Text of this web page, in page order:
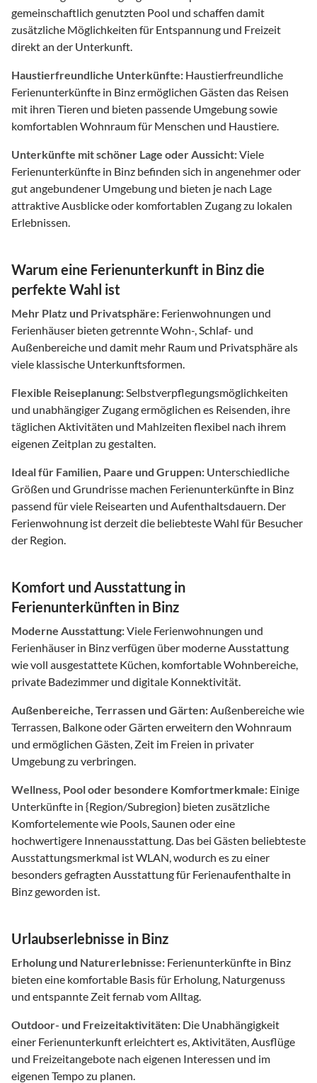
gemeinschaftlich genutzten Pool und schaffen damit
zusätzliche Möglichkeiten für Entspannung und Freizeit
direkt an der Unterkunft.
Haustierfreundliche Unterkünfte: Haustierfreundliche
Ferienunterkünfte in Binz ermöglichen Gästen das Reisen
mit ihren Tieren und bieten passende Umgebung sowie
komfortablen Wohnraum für Menschen und Haustiere.
Unterkünfte mit schöner Lage oder Aussicht:Viele
Ferienunterkünfte in Binz befinden sich in angenehmer oder
gut angebundener Umgebung und bieten je nach Lage
attraktive Ausblicke oder komfortablen Zugang zu lokalen
Erlebnissen.
Warum eine Ferienunterkunft in Binz die
perfekte Wahl ist
Mehr Platz und Privatsphäre: Ferienwohnungen und
Ferienhäuser bieten getrennte Wohn-, Schlaf- und
Außenbereiche und damit mehr Raum und Privatsphäre als
viele klassische Unterkunftsformen.
Flexible Reiseplanung: Selbstverpflegungsmöglichkeiten
und unabhängiger Zugang ermöglichen es Reisenden, ihre
täglichen Aktivitäten und Mahlzeiten flexibel nach ihrem
eigenen Zeitplan zu gestalten.
Ideal für Familien, Paare und Gruppen: Unterschiedliche
Größen und Grundrisse machen Ferienunterkünfte in Binz
passend für viele Reisearten und Aufenthaltsdauern. Der
Ferienwohnung ist derzeit die beliebteste Wahl für Besucher
der Region.
Komfort und Ausstattung in
Ferienunterkünften in Binz
Moderne Ausstattung:Viele Ferienwohnungen und
Ferienhäuser in Binz verfügen über moderne Ausstattung
wie voll ausgestattete Küchen, komfortable Wohnbereiche,
private Badezimmer und digitale Konnektivität.
Außenbereiche, Terrassen und Gärten: Außenbereiche wie
Terrassen, Balkone oder Gärten erweitern den Wohnraum
und ermöglichen Gästen, Zeit im Freien in privater
Umgebung zu verbringen.
Wellness, Pool oder besondere Komfortmerkmale: Einige
Unterkünfte in {Region/Subregion} bieten zusätzliche
Komfortelemente wie Pools, Saunen oder eine
hochwertigere Innenausstattung. Das bei Gästen beliebteste
Ausstattungsmerkmal ist WLAN, wodurch es zu einer
besonders gefragten Ausstattung für Ferienaufenthalte in
Binz geworden ist.
Urlaubserlebnisse in Binz
Erholung und Naturerlebnisse: Ferienunterkünfte in Binz
bieten eine komfortable Basis für Erholung, Naturgenuss
und entspannte Zeit fernab vom Alltag.
Outdoor- und Freizeitaktivitäten: Die Unabhängigkeit
einer Ferienunterkunft erleichtert es, Aktivitäten, Ausflüge
und Freizeitangebote nach eigenen Interessen und im
eigenen Tempo zu planen.